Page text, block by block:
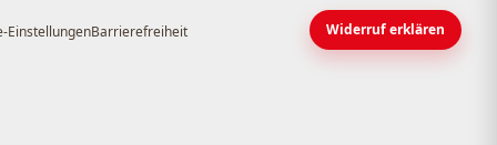
EinstellungenBarrierefreiheit Widerruf erklären